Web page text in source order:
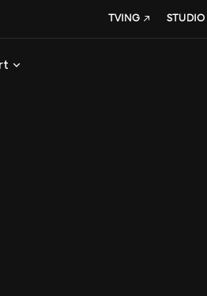
TVING STUDIO